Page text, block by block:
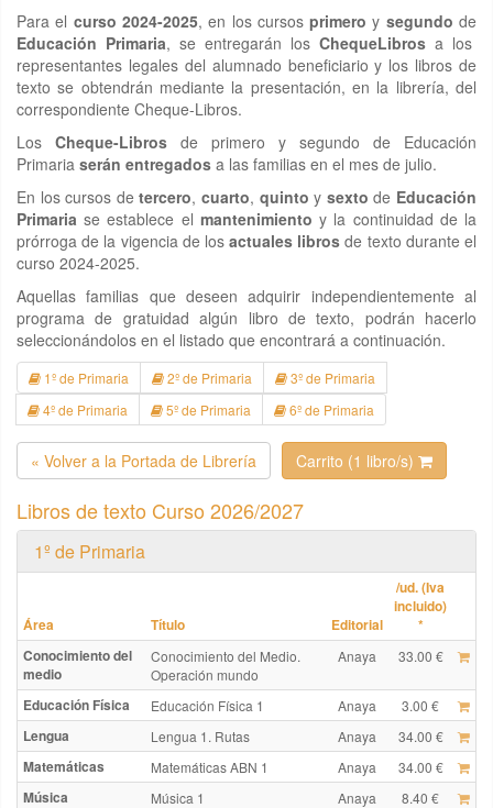
Para el curso 2024-2025, en los cursosprimero y segundo de
Educación Primaria, se entregarán los ChequeLibros a los
representantes legales del alumnado beneficiario y los libros de
texto se obtendrán mediante la presentación, en la librería, del
correspondiente Cheque-Libros.
Los Cheque-Libros de primero y segundo de Educación
Primaria serán entregados a las familias en el mes de julio.
En los cursos detercero,cuarto, quinto y sexto de Educación
Primaria se establece el mantenimiento y la continuidad de la
prórroga de la vigencia de losactuales libros de texto durante el
curso 2024-2025.
Aquellas familias que deseen adquirir independientemente al
programa de gratuidad algún libro de texto, podrán hacerlo
seleccionándolos en el listado que encontrará a continuación.
1º de Primaria 2º de Primaria
3º de Primaria
4º de Primaria
5º de Primaria 6º de Primaria
« Volver a la Portada de Librería Carrito (1 libro/s)
Libros de texto Curso 2026/2027
1º de Primaria
Área Título Editorial
/ud. (Iva
incluido)
*
Conocimiento del
medio
Conocimiento del Medio.
Operación mundo
Anaya 33.00 €
Educación Física Educación Física 1 Anaya 3.00 €
Lengua Lengua 1. Rutas Anaya 34.00 €
Matemáticas Matemáticas ABN 1 Anaya 34.00 €
Música Música 1 Anaya 8.40 €